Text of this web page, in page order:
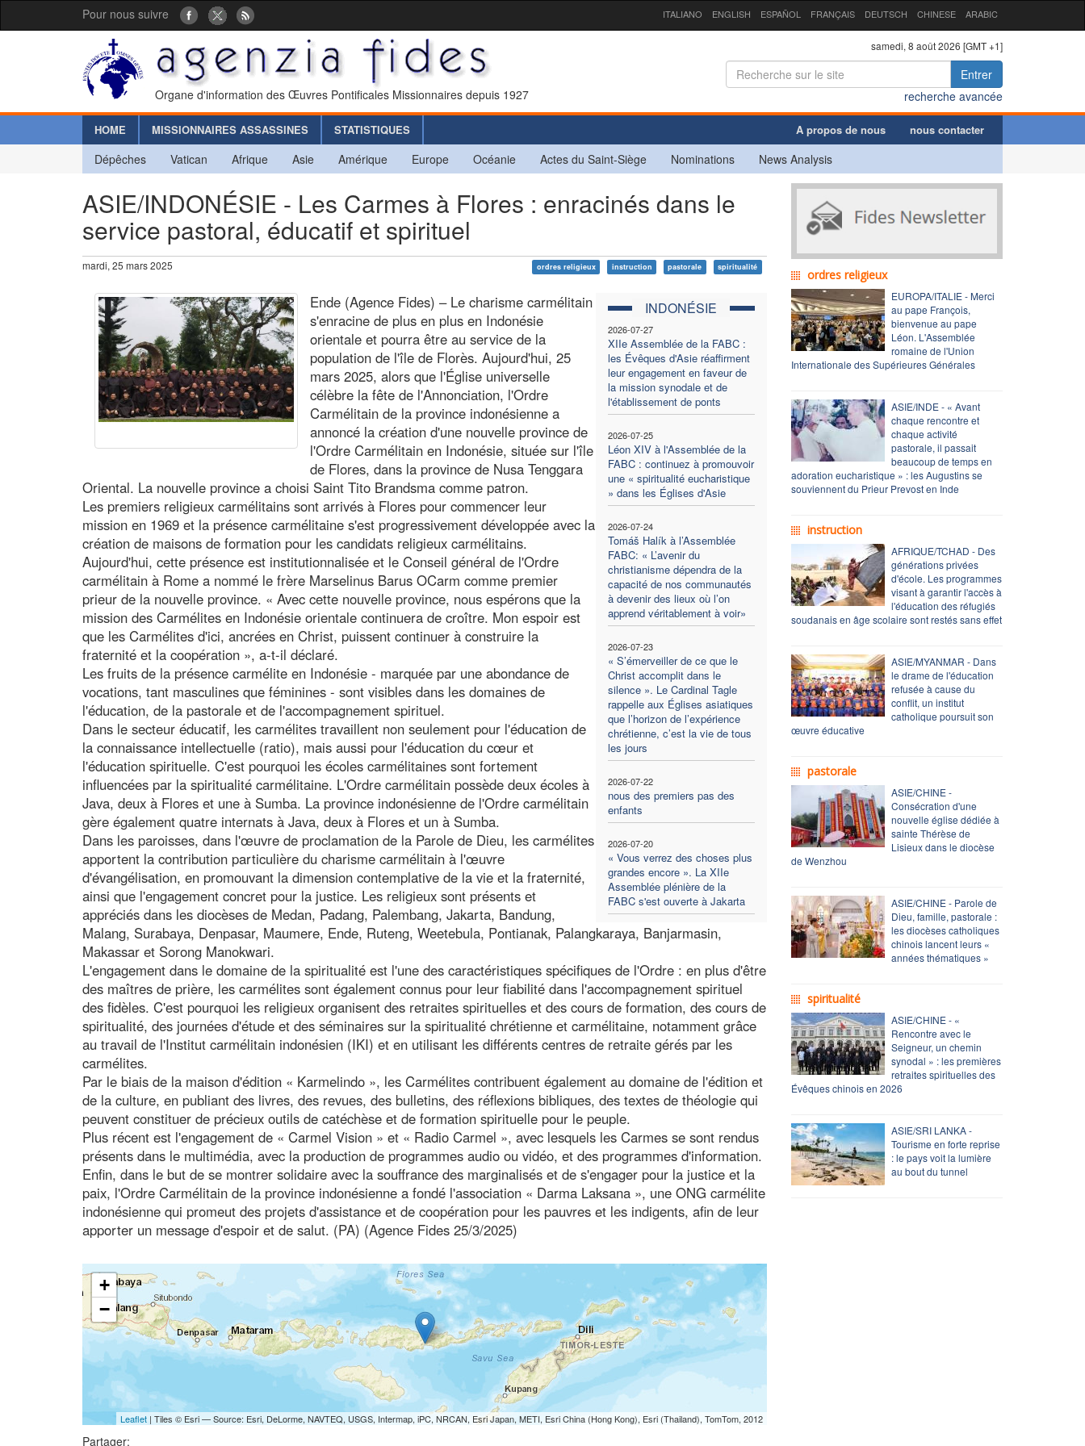
Pour nous suivre ITALIANO ENGLISH ESPAÑOL FRANÇAIS DEUTSCH CHINESE ARABIC
Organe d'information des Œuvres Pontificales Missionnaires depuis 1927
samedi, 8 août 2026 [GMT +1]
Entrer
recherche avancée
HOME MISSIONNAIRES ASSASSINES STATISTIQUES A propos de nous nous contacter
Dépêches Vatican Afrique Asie Amérique Europe Océanie Actes du Saint-Siège Nominations News Analysis
ASIE/INDONÉSIE - Les Carmes à Flores : enracinés dans le
service pastoral, éducatif et spirituel
mardi, 25 mars 2025 ordres religieux instruction pastorale spiritualité
INDONÉSIE
2026-07-27
XIIe Assemblée de la FABC :
les Évêques d'Asie réaffirment
leur engagement en faveur de
la mission synodale et de
l'établissement de ponts
2026-07-25
Léon XIV à l'Assemblée de la
FABC : continuez à promouvoir
une « spiritualité eucharistique
» dans les Églises d'Asie
2026-07-24
Tomáš Halík à l’Assemblée
FABC: « L’avenir du
christianisme dépendra de la
capacité de nos communautés
à devenir des lieux où l’on
apprend véritablement à voir»
2026-07-23
« S’émerveiller de ce que le
Christ accomplit dans le
silence ». Le Cardinal Tagle
rappelle aux Églises asiatiques
que l’horizon de l’expérience
chrétienne, c’est la vie de tous
les jours
2026-07-22
nous des premiers pas des
enfants
2026-07-20
« Vous verrez des choses plus
grandes encore ». La XIIe
Assemblée plénière de la
FABC s'est ouverte à Jakarta
Ende (Agence Fides) – Le charisme carmélitain
s'enracine de plus en plus en Indonésie
orientale et pourra être au service de la
population de l'île de Florès. Aujourd'hui, 25
mars 2025, alors que l'Église universelle
célèbre la fête de l'Annonciation, l'Ordre
Carmélitain de la province indonésienne a
annoncé la création d'une nouvelle province de
l'Ordre Carmélitain en Indonésie, située sur l'île
de Flores, dans la province de Nusa Tenggara
Oriental. La nouvelle province a choisi Saint Tito Brandsma comme patron.
Les premiers religieux carmélitains sont arrivés à Flores pour commencer leur
mission en 1969 et la présence carmélitaine s'est progressivement développée avec la
création de maisons de formation pour les candidats religieux carmélitains.
Aujourd'hui, cette présence est institutionnalisée et le Conseil général de l'Ordre
carmélitain à Rome a nommé le frère Marselinus Barus OCarm comme premier
prieur de la nouvelle province. « Avec cette nouvelle province, nous espérons que la
mission des Carmélites en Indonésie orientale continuera de croître. Mon espoir est
que les Carmélites d'ici, ancrées en Christ, puissent continuer à construire la
fraternité et la coopération », a-t-il déclaré.
Les fruits de la présence carmélite en Indonésie - marquée par une abondance de
vocations, tant masculines que féminines - sont visibles dans les domaines de
l'éducation, de la pastorale et de l'accompagnement spirituel.
Dans le secteur éducatif, les carmélites travaillent non seulement pour l'éducation de
la connaissance intellectuelle (ratio), mais aussi pour l'éducation du cœur et
l'éducation spirituelle. C'est pourquoi les écoles carmélitaines sont fortement
influencées par la spiritualité carmélitaine. L'Ordre carmélitain possède deux écoles à
Java, deux à Flores et une à Sumba. La province indonésienne de l'Ordre carmélitain
gère également quatre internats à Java, deux à Flores et un à Sumba.
Dans les paroisses, dans l'œuvre de proclamation de la Parole de Dieu, les carmélites
apportent la contribution particulière du charisme carmélitain à l'œuvre
d'évangélisation, en promouvant la dimension contemplative de la vie et la fraternité,
ainsi que l'engagement concret pour la justice. Les religieux sont présents et
appréciés dans les diocèses de Medan, Padang, Palembang, Jakarta, Bandung,
Malang, Surabaya, Denpasar, Maumere, Ende, Ruteng, Weetebula, Pontianak, Palangkaraya, Banjarmasin,
Makassar et Sorong Manokwari.
L'engagement dans le domaine de la spiritualité est l'une des caractéristiques spécifiques de l'Ordre : en plus d'être
des maîtres de prière, les carmélites sont également connus pour leur fiabilité dans l'accompagnement spirituel
des fidèles. C'est pourquoi les religieux organisent des retraites spirituelles et des cours de formation, des cours de
spiritualité, des journées d'étude et des séminaires sur la spiritualité chrétienne et carmélitaine, notamment grâce
au travail de l'Institut carmélitain indonésien (IKI) et en utilisant les différents centres de retraite gérés par les
carmélites.
Par le biais de la maison d'édition « Karmelindo », les Carmélites contribuent également au domaine de l'édition et
de la culture, en publiant des livres, des revues, des bulletins, des réflexions bibliques, des textes de théologie qui
peuvent constituer de précieux outils de catéchèse et de formation spirituelle pour le peuple.
Plus récent est l'engagement de « Carmel Vision » et « Radio Carmel », avec lesquels les Carmes se sont rendus
présents dans le multimédia, avec la production de programmes audio ou vidéo, et des programmes d'information.
Enfin, dans le but de se montrer solidaire avec la souffrance des marginalisés et de s'engager pour la justice et la
paix, l'Ordre Carmélitain de la province indonésienne a fondé l'association « Darma Laksana », une ONG carmélite
indonésienne qui promeut des projets d'assistance et de coopération pour les pauvres et les indigents, afin de leur
apporter un message d'espoir et de salut. (PA) (Agence Fides 25/3/2025)
+
−
Leaflet| Tiles © Esri — Source: Esri, DeLorme, NAVTEQ, USGS, Intermap, iPC, NRCAN, Esri Japan, METI, Esri China (Hong Kong), Esri (Thailand), TomTom, 2012
Partager:
ordres religieux
EUROPA/ITALIE - Merci
au pape François,
bienvenue au pape
Léon. L'Assemblée
romaine de l'Union
Internationale des Supérieures Générales
ASIE/INDE - « Avant
chaque rencontre et
chaque activité
pastorale, il passait
beaucoup de temps en
adoration eucharistique » : les Augustins se
souviennent du Prieur Prevost en Inde
instruction
AFRIQUE/TCHAD - Des
générations privées
d'école. Les programmes
visant à garantir l'accès à
l'éducation des réfugiés
soudanais en âge scolaire sont restés sans effet
ASIE/MYANMAR - Dans
le drame de l'éducation
refusée à cause du
conflit, un institut
catholique poursuit son
œuvre éducative
pastorale
ASIE/CHINE -
Consécration d'une
nouvelle église dédiée à
sainte Thérèse de
Lisieux dans le diocèse
de Wenzhou
ASIE/CHINE - Parole de
Dieu, famille, pastorale :
les diocèses catholiques
chinois lancent leurs «
années thématiques »
spiritualité
ASIE/CHINE - «
Rencontre avec le
Seigneur, un chemin
synodal » : les premières
retraites spirituelles des
Évêques chinois en 2026
ASIE/SRI LANKA -
Tourisme en forte reprise
: le pays voit la lumière
au bout du tunnel